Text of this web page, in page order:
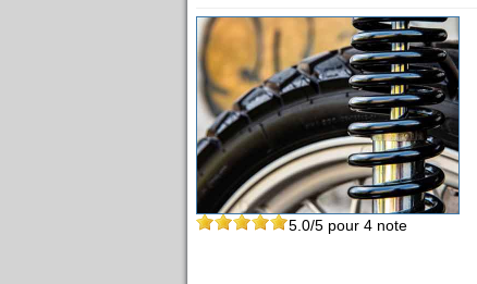
5.0/5 pour 4 note